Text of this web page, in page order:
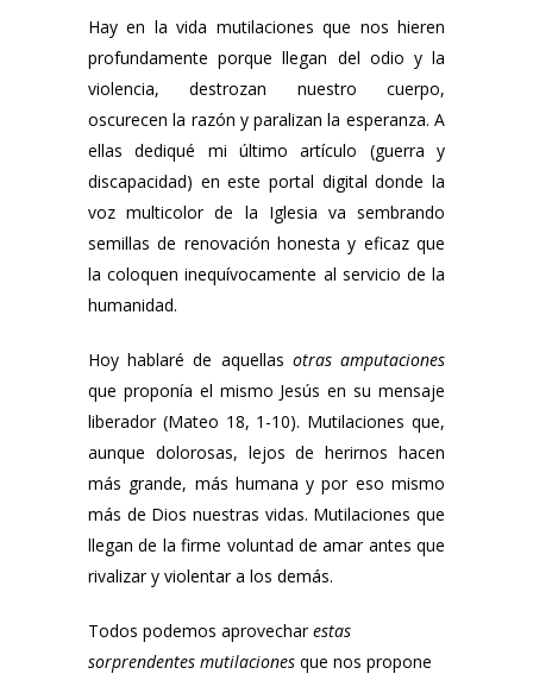
Hay en la vida mutilaciones que nos hieren
profundamente porque llegan del odio y la
violencia, destrozan nuestro cuerpo,
oscurecen la razón y paralizan la esperanza. A
ellas dediqué mi último artículo (guerra y
discapacidad) en este portal digital donde la
voz multicolor de la Iglesia va sembrando
semillas de renovación honesta y eficaz que
la coloquen inequívocamente al servicio de la
humanidad.
Hoy hablaré de aquellas otras amputaciones
que proponía el mismo Jesús en su mensaje
liberador (Mateo 18, 1-10). Mutilaciones que,
aunque dolorosas, lejos de herirnos hacen
más grande, más humana y por eso mismo
más de Dios nuestras vidas. Mutilaciones que
llegan de la firme voluntad de amar antes que
rivalizar y violentar a los demás.
Todos podemos aprovecharestas
sorprendentes mutilaciones que nos propone